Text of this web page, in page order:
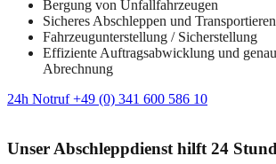
Bergung von Unfallfahrzeugen
Sicheres Abschleppen und Transportieren
Fahrzeugunterstellung / Sicherstellung
Effiziente Auftragsabwicklung und
Abrechnung
24h Notruf +49 (0) 341 600 586 10
Unser Abschleppdienst hilft 24